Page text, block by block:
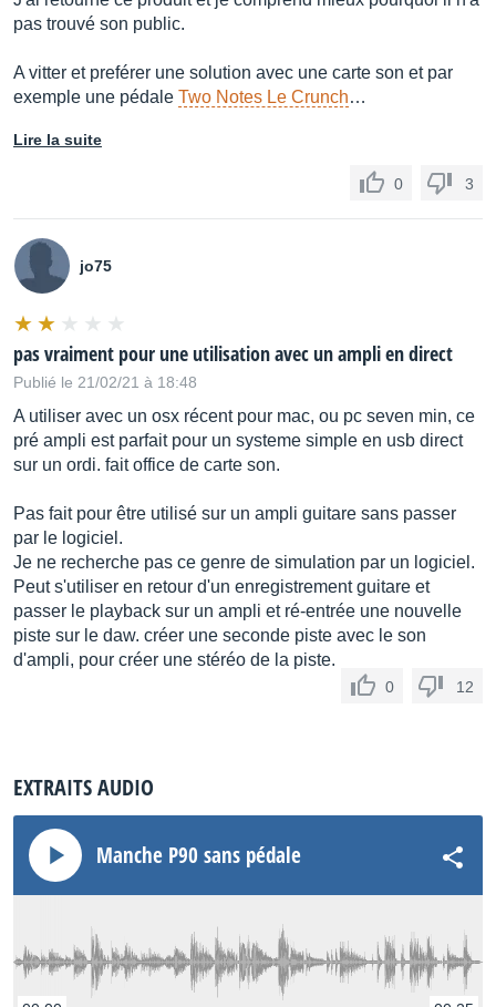
pas trouvé son public.
A vitter et preférer une solution avec une carte son et par
exemple une pédale Two Notes Le Crunch…
Lire la suite
0 3
jo75
pas vraiment pour une utilisation avec un ampli en direct
Publié le 21/02/21 à 18:48
A utiliser avec un osx récent pour mac, ou pc seven min, ce
pré ampli est parfait pour un systeme simple en usb direct
sur un ordi. fait office de carte son.
Pas fait pour être utilisé sur un ampli guitare sans passer
par le logiciel.
Je ne recherche pas ce genre de simulation par un logiciel.
Peut s'utiliser en retour d'un enregistrement guitare et
passer le playback sur un ampli et ré-entrée une nouvelle
piste sur le daw. créer une seconde piste avec le son
d'ampli, pour créer une stéréo de la piste.
0 12
EXTRAITS AUDIO
Manche P90 sans pédale